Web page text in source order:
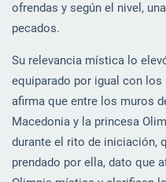
ofrendas y según el nivel,
pecados.
Su relevancia mística lo
equiparado por igual con
afirma que entre los muros
Macedonia y la princesa
durante el rito de iniciación,
prendado por ella, dato que